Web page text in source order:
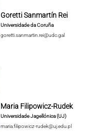
Goretti Sanmartín Rei
Universidade da Coruña
goretti.sanmartin.rei@udc.gal
Maria Filipowicz-Rudek
Universidade Jagellónica (UJ)
maria.filipowicz-rudek@uj.edu.pl